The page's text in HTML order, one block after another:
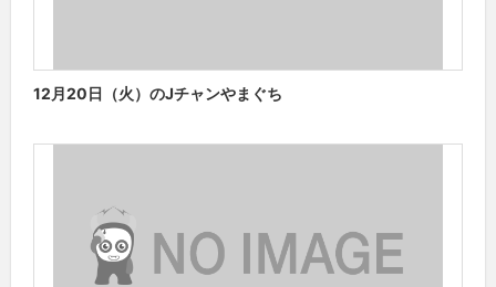
12月20日（火）のJチャンやまぐち